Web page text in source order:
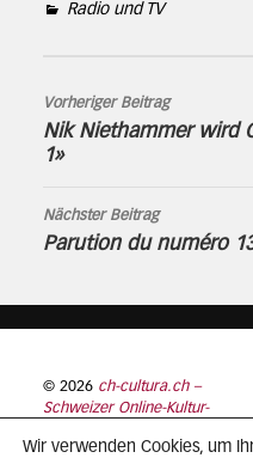
Radio und TV
Vorheriger Beitrag
Nik Niethammer wird
1»
Nächster Beitrag
Parution du numéro 13
© 2026 ch-cultura.ch –
Schweizer Online-Kultur-
Wir verwenden Cookies, um